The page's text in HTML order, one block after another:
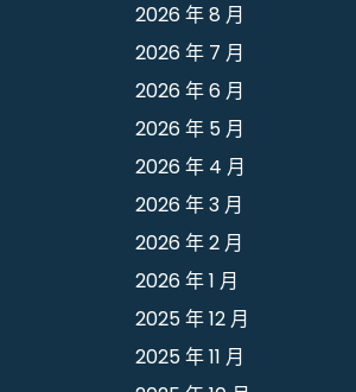
2026 年 8 月
2026 年 7 月
2026 年 6 月
2026 年 5 月
2026 年 4 月
2026 年 3 月
2026 年 2 月
2026 年 1 月
2025 年 12 月
2025 年 11 月